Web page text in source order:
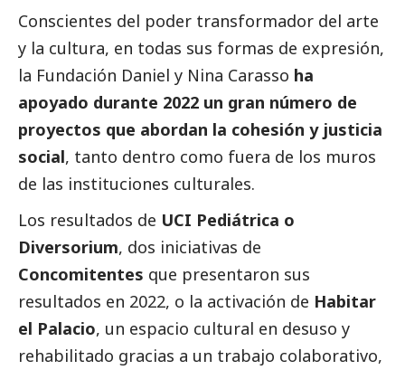
Conscientes del poder transformador del arte
y la cultura, en todas sus formas de expresión,
la Fundación Daniel y Nina Carasso ha
apoyado durante 2022 un gran número de
proyectos que abordan la cohesión y justicia
social, tanto dentro como fuera de los muros
de las instituciones culturales.
Los resultados de UCI Pediátrica o
Diversorium, dos iniciativas de
Concomitentes que presentaron sus
resultados en 2022, o la activación de Habitar
el Palacio, un espacio cultural en desuso y
rehabilitado gracias a un trabajo colaborativo,